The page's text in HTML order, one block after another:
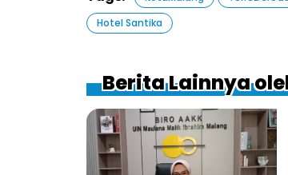
Hotel Santika
Berita Lainnya